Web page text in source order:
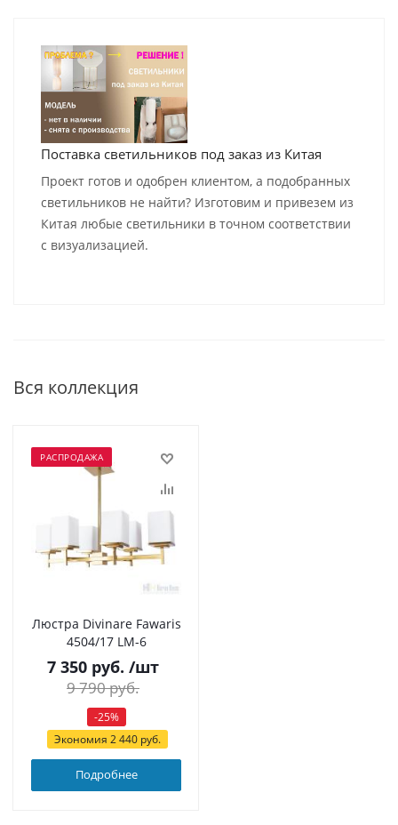
Поставка светильников под заказ из Китая
Проект готов и одобрен клиентом, а подобранных
светильников не найти? Изготовим и привезем из
Китая любые светильники в точном соответствии
с визуализацией.
Вся коллекция
РАСПРОДАЖА
Люстра Divinare Fawaris
4504/17 LM-6
7 350 руб. /шт
9 790руб.
-25%
Экономия 2 440 руб.
Подробнее